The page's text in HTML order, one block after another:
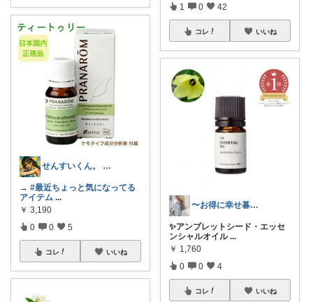
せんすいくん。 ＼情報の海へダイブ／
→ #最近ちょっと気になってる
アイテム ...
￥ 3,190
0 0 5
コレ いいね
1 0 42
コレ いいね
〜お得に幸せ暮らし〜
✨アンブレットシード・エッセ
ンシャルオイル ...
￥ 1,760
0 0 4
コレ いいね